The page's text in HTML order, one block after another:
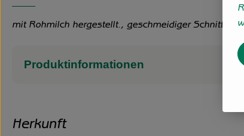
mit Rohmilch hergestellt., geschmeidiger
Produktinformationen
Herkunft